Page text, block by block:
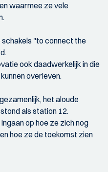
waarmee ze vele
schakels "to connect the
ook daadwerkelijk in die
overleven.
het aloude
als station 12.
op hoe ze zich nog
hoe ze de toekomst zien